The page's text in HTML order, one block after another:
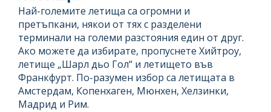
Най-големите летища са огромни и
претъпкани, някои от тях с разделени
терминали на големи разстояния един от друг.
Ако можете да избирате, пропуснете Хийтроу,
летище „Шарл дьо Гол“ и летището във
Франкфурт. По-разумен избор са летищата в
Амстердам, Копенхаген, Мюнхен, Хелзинки,
Мадрид и Рим.